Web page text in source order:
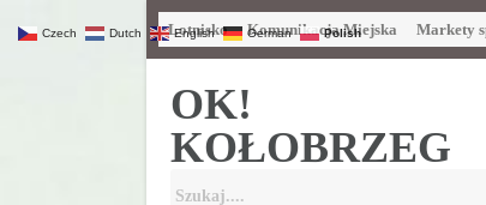
Lotnisko Komunikacja Miejska Markety
OK!
KOŁOBRZEG
Czech Dutch English German Polish